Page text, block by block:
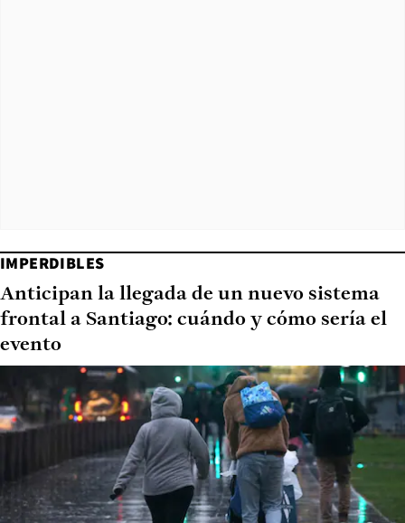
IMPERDIBLES
Anticipan la llegada de un nuevo sistema
frontal a Santiago: cuándo y cómo sería el
evento